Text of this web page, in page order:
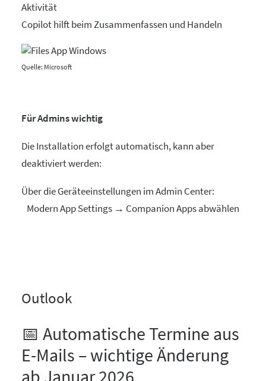
Aktivität
Copilot hilft beim Zusammenfassen und Handeln
Quelle: Microsoft
Für Admins wichtig
Die Installation erfolgt automatisch, kann aber
deaktiviert werden:
Über die Geräteeinstellungen im Admin Center:
Modern App Settings → Companion Apps abwählen
Outlook
📅 Automatische Termine aus
E-Mails – wichtige Änderung
ab Januar 2026